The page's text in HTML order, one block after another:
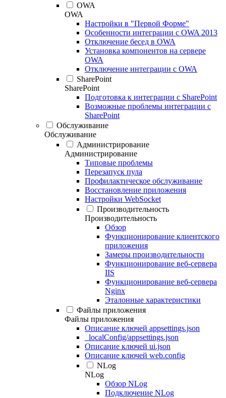
OWA
OWA
Настройки в "Первой Форме"
Особенности интеграции с OWA 2013
Отключение бесед в OWA
Установка компонентов на сервере
OWA
Отключение интеграции с OWA
SharePoint
SharePoint
Подготовка к интеграции с SharePoint
Возможные проблемы интеграции с
SharePoint
Обслуживание
Обслуживание
Администрирование
Администрирование
Типовые проблемы
Перезапуск пула
Профилактическое обслуживание
Восстановление приложения
Настройки WebSocket
Производительность
Производительность
Обзор
Функционирование клиентского
приложения
Замеры производительности
Функционирование веб-сервера
IIS
Функционирование веб-сервера
Nginx
Эталонные характеристики
Файлы приложения
Файлы приложения
Описание ключей appsettings.json
_localConfig/appsettings.json
Описание ключей ui.json
Описание ключей web.config
NLog
NLog
Обзор NLog
Подключение NLog